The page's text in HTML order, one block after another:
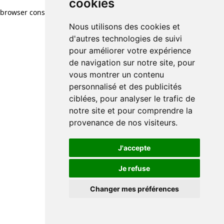
cookies
Nous utilisons des cookies et
d'autres technologies de suivi
pour améliorer votre expérience
de navigation sur notre site, pour
vous montrer un contenu
personnalisé et des publicités
ciblées, pour analyser le trafic de
notre site et pour comprendre la
provenance de nos visiteurs.
J'accepte
Je refuse
Changer mes préférences
browser console for more information)